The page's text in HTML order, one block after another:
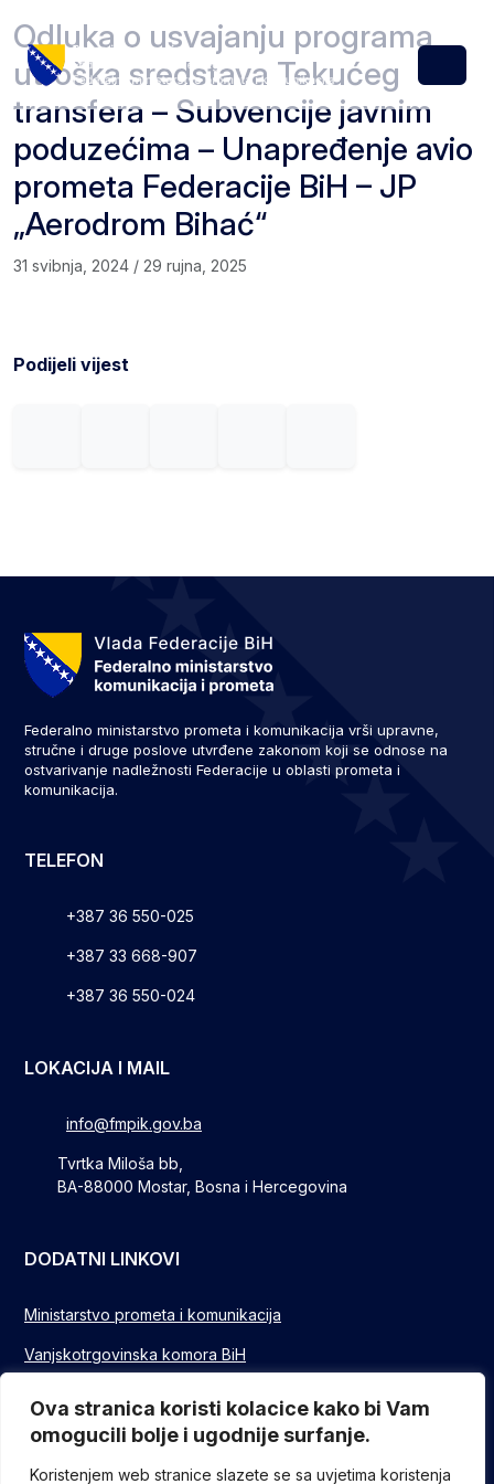
Ova stranica koristi kolacice kako bi Vam
omogucili bolje i ugodnije surfanje.
Koristenjem web stranice slazete se sa uvjetima koristenja
Menu
Odluka o usvajanju programa
utroška sredstava Tekućeg
transfera – Subvencije javnim
poduzećima – Unapređenje avio
prometa Federacije BiH – JP
„Aerodrom Bihać“
31 svibnja, 2024 / 29 rujna, 2025
Podijeli vijest
Federalno ministarstvo prometa i komunikacija vrši upravne,
stručne i druge poslove utvrđene zakonom koji se odnose na
ostvarivanje nadležnosti Federacije u oblasti prometa i
komunikacija.
TELEFON
+387 36 550-025
+387 33 668-907
+387 36 550-024
LOKACIJA I MAIL
info@fmpik.gov.ba
Tvrtka Miloša bb,
BA-88000 Mostar, Bosna i Hercegovina
DODATNI LINKOVI
Ministarstvo prometa i komunikacija
Vanjskotrgovinska komora BiH
FUZIP Sarajevo